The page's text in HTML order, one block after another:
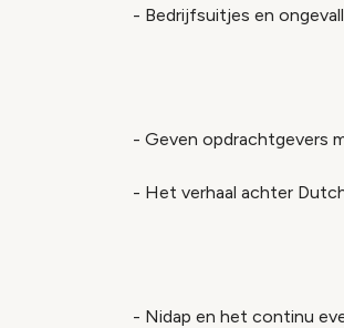
- Bedrijfsuitjes en
- Geven opdrachtgevers
- Het verhaal achter
- Nidap en het continu